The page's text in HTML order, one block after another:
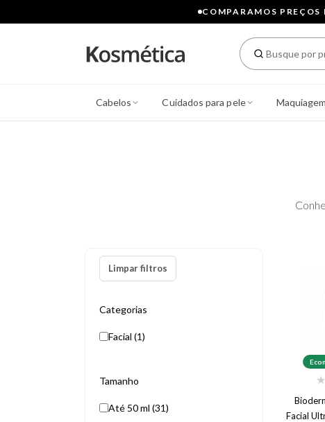
COMPARAMOS PREÇOS
Cabelos Cuidados para pele Maquiagem
Limpar filtros
Categorias
Facial (1)
Tamanho
Até 50 ml (31)
★
Facial